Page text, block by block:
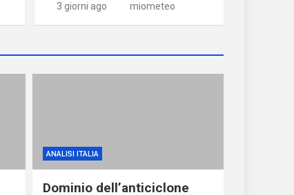
3 giorni ago miometeo
ANALISI ITALIA
Dominio dell’anticiclone